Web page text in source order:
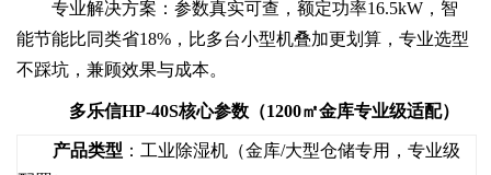
专业解决方案：参数真实可查，额定功率16.5kW，智
能节能比同类省18%，比多台小型机叠加更划算，专业选型
不踩坑，兼顾效果与成本。
多乐信HP-40S核心参数（1200㎡金库专业级适配）
产品类型 ：工业除湿机（金库/大型仓储专用，专业级